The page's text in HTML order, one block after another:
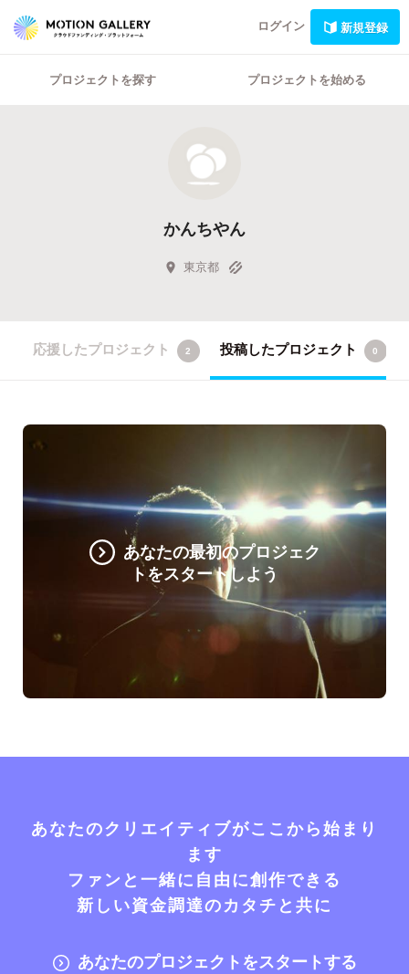
ログイン 新規登録
プロジェクトを探す プロジェクトを始める
かんちやん
東京都
応援したプロジェクト 2 投稿したプロジェクト 0
あなたの最初のプロジェク
トをスタートしよう
あなたのクリエイティブがここから始まり
ます
ファンと一緒に自由に創作できる
新しい資金調達のカタチと共に
あなたのプロジェクトをスタートする